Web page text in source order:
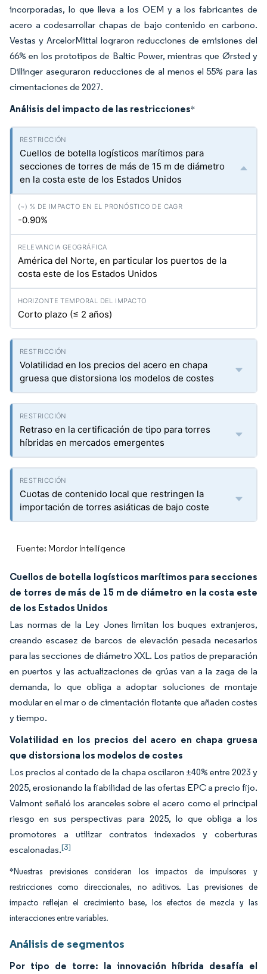
incorporadas, lo que lleva a los OEM y a los fabricantes de
acero a codesarrollar chapas de bajo contenido en carbono.
Vestas y ArcelorMittal lograron reducciones de emisiones del
66% en los prototipos de Baltic Power, mientras que Ørsted y
Dillinger aseguraron reducciones de al menos el 55% para las
cimentaciones de 2027.
Análisis del impacto de las restricciones*
Cuellos de botella logísticos marítimos para
secciones de torres de más de 15 m de diámetro
en la costa este de los Estados Unidos
-0.90%
América del Norte, en particular los puertos de la
costa este de los Estados Unidos
Corto plazo (≤ 2 años)
Volatilidad en los precios del acero en chapa
gruesa que distorsiona los modelos de costes
Retraso en la certificación de tipo para torres
híbridas en mercados emergentes
Cuotas de contenido local que restringen la
importación de torres asiáticas de bajo coste
Fuente: Mordor Intelligence
Cuellos de botella logísticos marítimos para secciones
de torres de más de 15 m de diámetro en la costa este
de los Estados Unidos
Las normas de la Ley Jones limitan los buques extranjeros,
creando escasez de barcos de elevación pesada necesarios
para las secciones de diámetro XXL. Los patios de preparación
en puertos y las actualizaciones de grúas van a la zaga de la
demanda, lo que obliga a adoptar soluciones de montaje
modular en el mar o de cimentación flotante que añaden costes
y tiempo.
Volatilidad en los precios del acero en chapa gruesa
que distorsiona los modelos de costes
Los precios al contado de la chapa oscilaron ±40% entre 2023 y
2025, erosionando la fiabilidad de las ofertas EPC a precio fijo.
Valmont señaló los aranceles sobre el acero como el principal
riesgo en sus perspectivas para 2025, lo que obliga a los
promotores a utilizar contratos indexados y coberturas
escalonadas.[3]
*Nuestras previsiones consideran los impactos de impulsores y
restricciones como direccionales, no aditivos. Las previsiones de
impacto reflejan el crecimiento base, los efectos de mezcla y las
interacciones entre variables.
Análisis de segmentos
Por tipo de torre: la innovación híbrida desafía el